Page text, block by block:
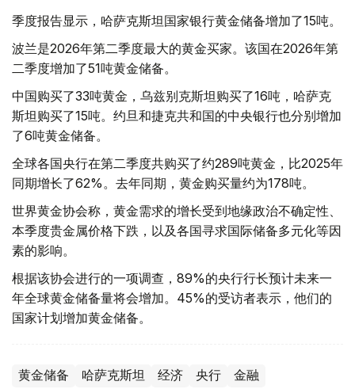
季度报告显示，哈萨克斯坦国家银行黄金储备增加了15吨。
波兰是2026年第二季度最大的黄金买家。该国在2026年第
二季度增加了51吨黄金储备。
中国购买了33吨黄金，乌兹别克斯坦购买了16吨，哈萨克
斯坦购买了15吨。约旦和捷克共和国的中央银行也分别增加
了6吨黄金储备。
全球各国央行在第二季度共购买了约289吨黄金，比2025年
同期增长了62%。去年同期，黄金购买量约为178吨。
世界黄金协会称，黄金需求的增长受到地缘政治不确定性、
本季度贵金属价格下跌，以及各国寻求国际储备多元化等因
素的影响。
根据该协会进行的一项调查，89%的央行行长预计未来一
年全球黄金储备量将会增加。45%的受访者表示，他们的
国家计划增加黄金储备。
黄金储备 哈萨克斯坦 经济 央行 金融